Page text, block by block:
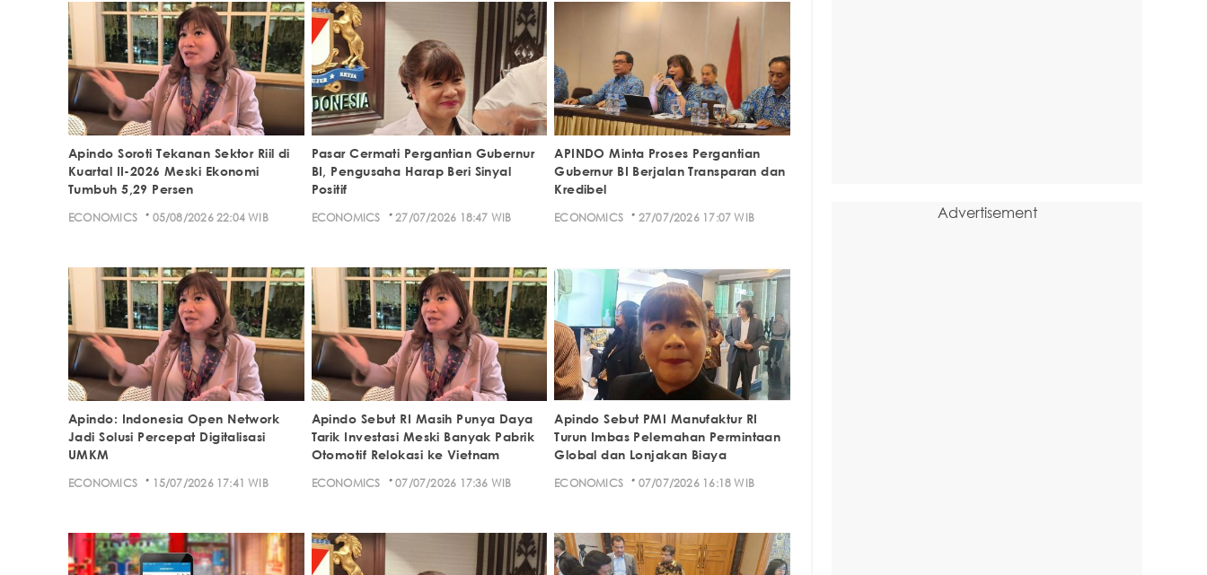
Apindo Soroti Tekanan Sektor Riil di
Kuartal II-2026 Meski Ekonomi
Tumbuh 5,29 Persen
ECONOMICS · 05/08/2026 22:04 WIB
Pasar Cermati Pergantian Gubernur
BI, Pengusaha Harap Beri Sinyal
Positif
ECONOMICS · 27/07/2026 18:47 WIB
APINDO Minta Proses Pergantian
Gubernur BI Berjalan Transparan dan
Kredibel
ECONOMICS · 27/07/2026 17:07 WIB
Apindo: Indonesia Open Network
Jadi Solusi Percepat Digitalisasi
UMKM
ECONOMICS · 15/07/2026 17:41 WIB
Apindo Sebut RI Masih Punya Daya
Tarik Investasi Meski Banyak Pabrik
Otomotif Relokasi ke Vietnam
ECONOMICS · 07/07/2026 17:36 WIB
Apindo Sebut PMI Manufaktur RI
Turun Imbas Pelemahan Permintaan
Global dan Lonjakan Biaya
ECONOMICS · 07/07/2026 16:18 WIB
Advertisement